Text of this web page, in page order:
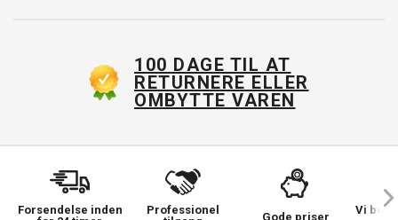
100 DAGE TIL AT
RETURNERE ELLER
OMBYTTE VAREN
Forsendelse inden
Professionel
Gode priser
Vi